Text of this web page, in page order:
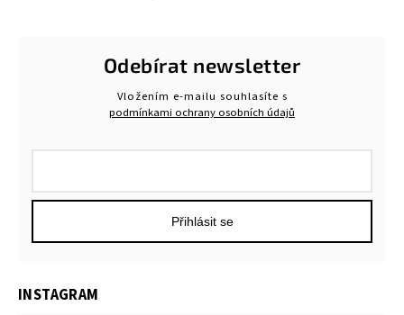
Odebírat newsletter
Vložením e-mailu souhlasíte s
podmínkami ochrany osobních údajů
Přihlásit se
INSTAGRAM